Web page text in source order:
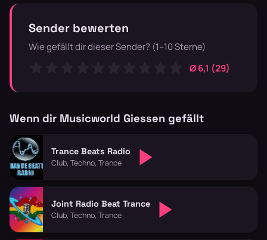
Sender bewerten
Wie gefällt dir dieser Sender? (1–10 Sterne)
Ø 6,1 (29)
Wenn dir Musicworld Giessen gefällt
Trance Beats Radio
Club, Techno, Trance
Joint Radio Beat Trance
Club, Techno, Trance